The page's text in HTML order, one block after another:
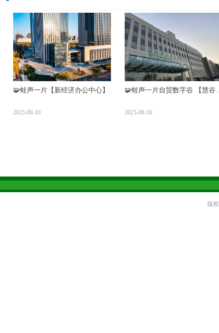
🧩蛙声一片【新经济办公中心】
2025-09-10
🧩蛙声一片自贸数字谷 【慧谷
2025-09-10
版